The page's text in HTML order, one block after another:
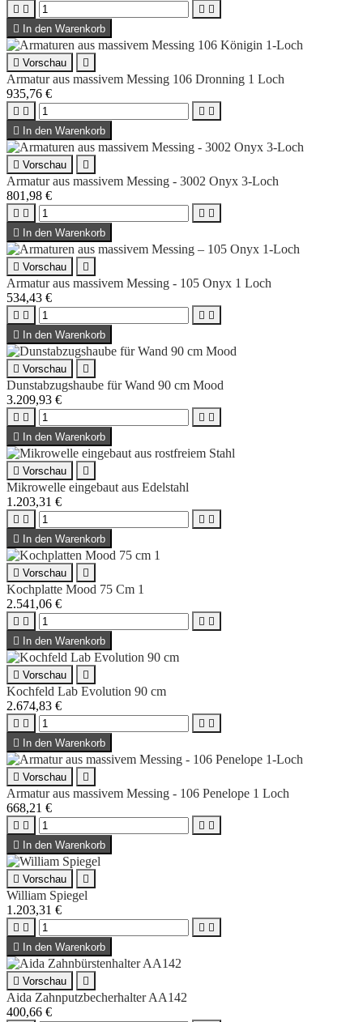
   
 In den Warenkorb
 Vorschau 
Armatur aus massivem Messing 106 Dronning 1 Loch
935,76 €
   
 In den Warenkorb
 Vorschau 
Armatur aus massivem Messing - 3002 Onyx 3-Loch
801,98 €
   
 In den Warenkorb
 Vorschau 
Armatur aus massivem Messing - 105 Onyx 1 Loch
534,43 €
   
 In den Warenkorb
 Vorschau 
Dunstabzugshaube für Wand 90 cm Mood
3.209,93 €
   
 In den Warenkorb
 Vorschau 
Mikrowelle eingebaut aus Edelstahl
1.203,31 €
   
 In den Warenkorb
 Vorschau 
Kochplatte Mood 75 Cm 1
2.541,06 €
   
 In den Warenkorb
 Vorschau 
Kochfeld Lab Evolution 90 cm
2.674,83 €
   
 In den Warenkorb
 Vorschau 
Armatur aus massivem Messing - 106 Penelope 1 Loch
668,21 €
   
 In den Warenkorb
 Vorschau 
William Spiegel
1.203,31 €
   
 In den Warenkorb
 Vorschau 
Aida Zahnputzbecherhalter AA142
400,66 €